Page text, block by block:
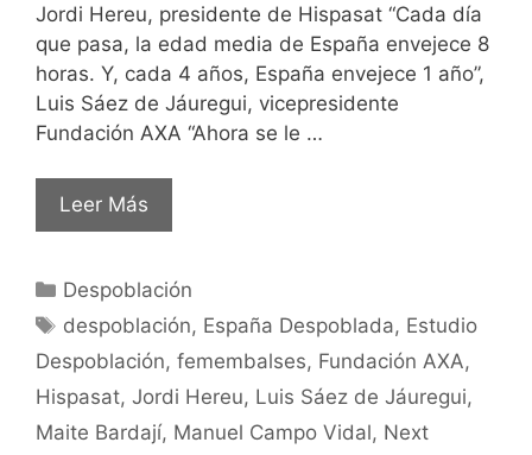
Jordi Hereu, presidente de Hispasat “Cada día
que pasa, la edad media de España envejece 8
horas. Y, cada 4 años, España envejece 1 año”,
Luis Sáez de Jáuregui, vicepresidente
Fundación AXA “Ahora se le …
Leer Más
Despoblación
despoblación, España Despoblada, Estudio
Despoblación, femembalses, Fundación AXA,
Hispasat, Jordi Hereu, Luis Sáez de Jáuregui,
Maite Bardají, Manuel Campo Vidal, Next